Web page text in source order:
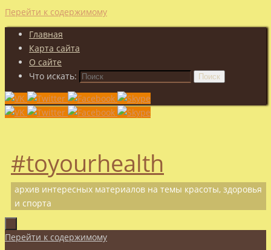
Перейти к содержимому
Главная
Карта сайта
О сайте
Что искать:
Поиск
#toyourhealth
архив интересных материалов на темы красоты, здоровья
и спорта
Перейти к содержимому